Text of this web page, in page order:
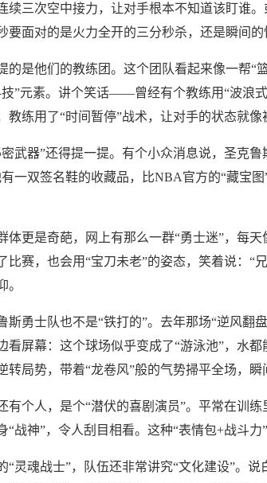
续三次空中接力，让对手根本不知道该盯谁
要面对的是火力全开的三分秒杀，还是瞬间的
的是他们的教练团。这个团队看起来像一帮“
技”元素。讲个笑话——曾经有个教练用“波浪
教练用了“时间暂停”战术，让对手的状态就像
密武器”还得提一提。有个小众消息说，圣克
一双签名鞋的收藏品，比NBA官方的“藏宝
体更是奇葩，网上有那么一群“勇士迷”，每
比赛，也会用“宝刀未老”的姿态，笑着说：“
。
斯勇士队也不是“铁打的”。去年那场“逆风翻
看屏幕：这个球场似乎变成了“游泳池”，水
转局势，带着“龙卷风”般的气势掃平全场，瞬
有个人，是个“潜伏的喜剧演员”。平常在训
“战神”，令人刮目相看。这种“表情包+战斗力
“灵魂战士”，队伍还非常讲究“文化建设”。